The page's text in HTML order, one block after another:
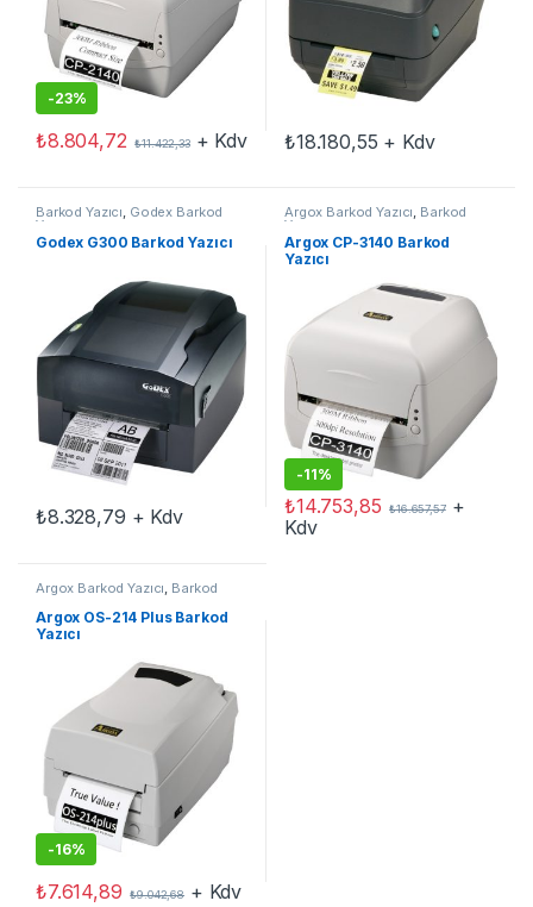
-23%
₺8.804,72 ₺11.422,33+ Kdv ₺18.180,55 + Kdv
Barkod Yazıcı, Godex Barkod
Yazıcı
Godex G300 Barkod Yazıcı
₺8.328,79 + Kdv
Argox Barkod Yazıcı, Barkod
Yazıcı
Argox CP-3140 Barkod
Yazıcı
-11%
₺14.753,85 ₺16.657,57+
Kdv
Argox Barkod Yazıcı, Barkod
Yazıcı
Argox OS-214 Plus Barkod
Yazıcı
-16%
₺7.614,89 ₺9.042,68 + Kdv